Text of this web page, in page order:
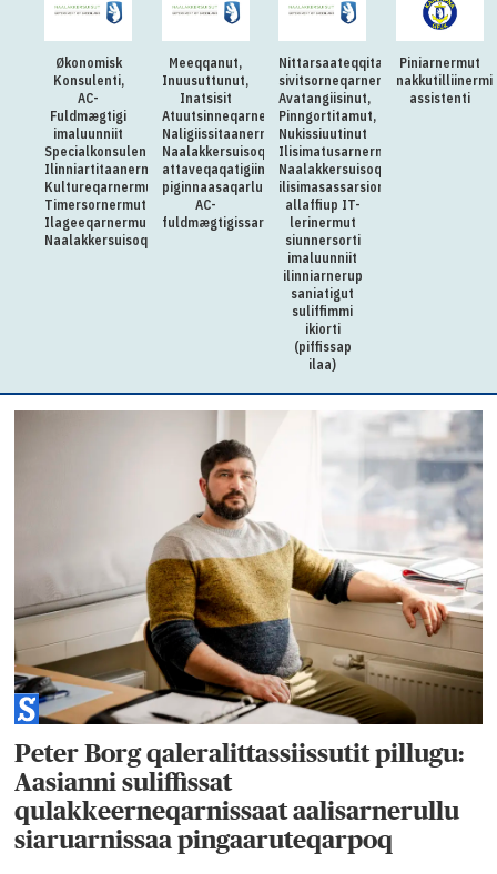
Økonomisk
Konsulenti,
AC-
Fuldmægtigi
imaluunniit
Specialkonsulenti
Ilinniartitaanermut,
Kultureqarnermut,
Timersornermut
Ilageeqarnermullu
Naalakkersuisoqarfimmut
Meeqqanut,
Inuusuttunut,
Inatsisit
Atuutsinneqarnerannut
Naligiissitaanermullu
Naalakkersuisoqarfik
attaveqaqatigiinnermut
piginnaasaqarluartumik
AC-
fuldmægtigissarsiorpoq
Nittarsaateqqitaq:Killiliussap
sivitsorneqarnera:
Avatangiisinut,
Pinngortitamut,
Nukissiuutinut
Ilisimatusarnermullu
Naalakkersuisoqarfimmi
ilisimasassarsiornermut
allaffiup IT-
lerinermut
siunnersorti
imaluunniit
ilinniarnerup
saniatigut
suliffimmi
ikiorti
(piffissap
ilaa)
Piniarnermut
nakkutilliinermi
assistenti
Peter Borg qaleralittassiissutit pillugu:
Aasianni suliffissat
qulakkeerneqarnissaat aalisarnerullu
siaruarnissaa pingaaruteqarpoq